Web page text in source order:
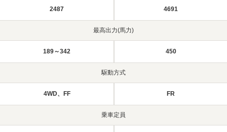
2487 4691
最高出力(馬力)
189～342 450
駆動方式
4WD、FF FR
乗車定員